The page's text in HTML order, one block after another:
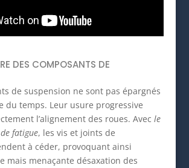
DES COMPOSANTS DE
de suspension ne sont pas épargnés
du temps. Leur usure progressive
l’alignement des roues. Avec le
fatigue, les vis et joints de
à céder, provoquant ainsi
mais menaçante désaxation des